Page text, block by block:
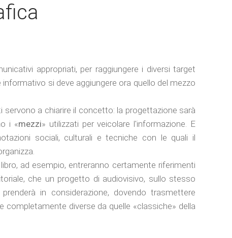
appropriati, per raggiungere i diversi target
si deve aggiungere ora quello del mezzo
servono a chiarire il concetto: la progettazione sarà
i «mezzi» utilizzati per veicolare l'informazione. E
sociali, culturali e tecniche con le quali il
ad esempio, entreranno certamente riferimenti
che un progetto di audiovisivo, sullo stesso
in considerazione, dovendo trasmettere
completamente diverse da quelle «classiche» della